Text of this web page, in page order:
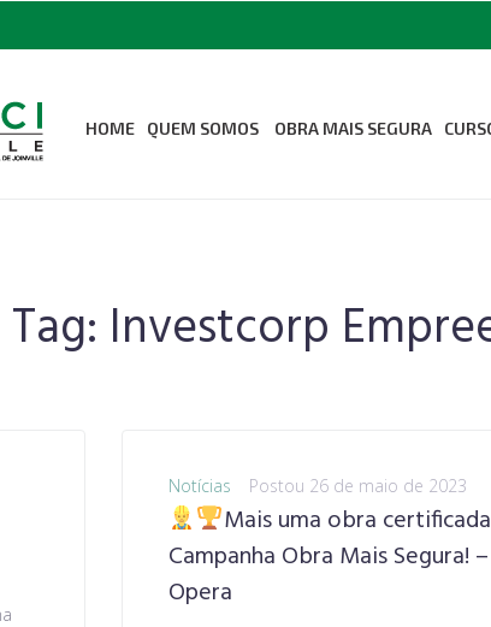
HOME QUEM SOMOS
Associe-se ao Seconci
OBRA MAIS SEGURA
Tag: Investcorp
Notícias Postou 26 de maio de 2023
Mais uma obra
Campanha Obra Mais Segura!
Opera